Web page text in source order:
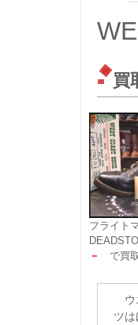
買
フライト
－
で買取
ウ
ツ